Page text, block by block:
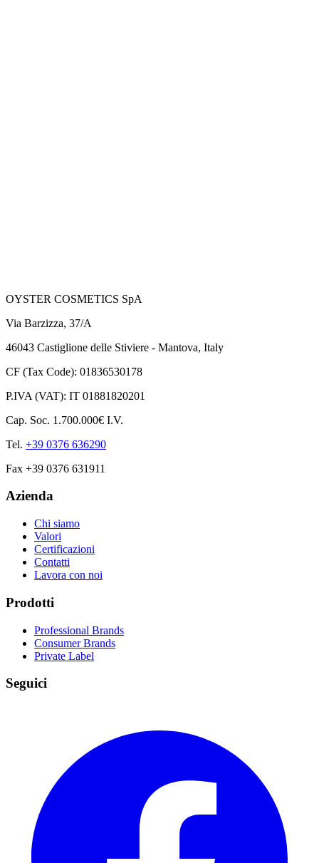
OYSTER COSMETICS SpA
Via Barzizza, 37/A
46043 Castiglione delle Stiviere - Mantova, Italy
CF (Tax Code): 01836530178
P.IVA (VAT): IT 01881820201
Cap. Soc. 1.700.000€ I.V.
Tel. +39 0376 636290
Fax +39 0376 631911
Azienda
Chi siamo
Valori
Certificazioni
Contatti
Lavora con noi
Prodotti
Professional Brands
Consumer Brands
Private Label
Seguici